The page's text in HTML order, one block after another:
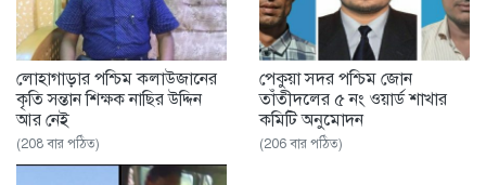
লোহাগাড়ার পশ্চিম কলাউজানের
কৃতি সন্তান শিক্ষক নাছির উদ্দিন
আর নেই
(208 বার পঠিত)
পেকুয়া সদর পশ্চিম জোন
তাঁতীদলের ৫ নং ওয়ার্ড শাখার
কমিটি অনুমোদন
(206 বার পঠিত)